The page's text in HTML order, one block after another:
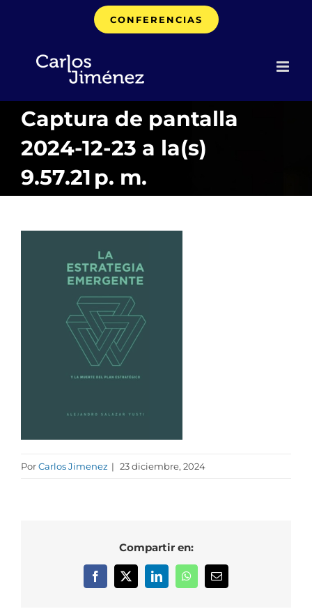
CONFERENCIAS
Captura de pantalla
2024-12-23 a la(s)
9.57.21 p. m.
PorCarlos Jimenez | 23 diciembre, 2024
Compartir en:
Facebook
X LinkedInWhatsAppCorreo